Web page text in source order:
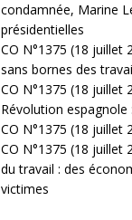
condamnée, Marine
présidentielles
CO N°1375 (18 juillet
sans bornes des
CO N°1375 (18 juillet
Révolution espagnole
CO N°1375 (18 juillet
CO N°1375 (18 juillet
du travail : des
victimes